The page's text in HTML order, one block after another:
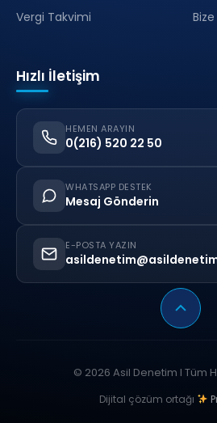
Vergi Takvimi
Bize
Hızlı İletişim
HEMEN ARAYIN
0(216) 520 22 50
WHATSAPP DESTEK
Mesaj Gönderin
E-POSTA YAZIN
© 2026 Asil Denetim I Tüm
Dijital çözüm ortağı